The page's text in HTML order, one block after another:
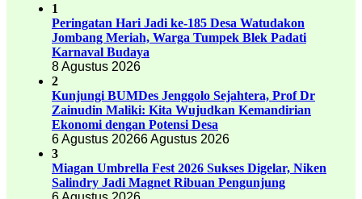
1
Peringatan Hari Jadi ke-185 Desa Watudakon
Jombang Meriah, Warga Tumpek Blek Padati
Karnaval Budaya
8 Agustus 2026
2
Kunjungi BUMDes Jenggolo Sejahtera, Prof Dr
Zainudin Maliki: Kita Wujudkan Kemandirian
Ekonomi dengan Potensi Desa
6 Agustus 20266 Agustus 2026
3
Miagan Umbrella Fest 2026 Sukses Digelar, Niken
Salindry Jadi Magnet Ribuan Pengunjung